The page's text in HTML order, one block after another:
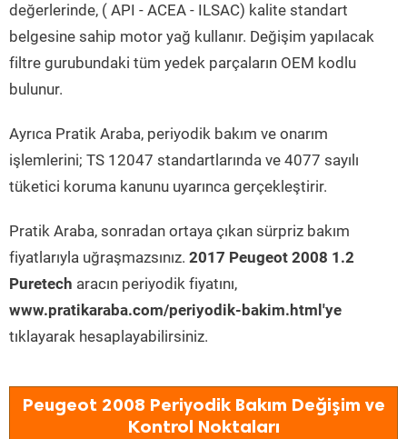
değerlerinde, ( API - ACEA - ILSAC) kalite standart
belgesine sahip motor yağ kullanır. Değişim yapılacak
filtre gurubundaki tüm yedek parçaların OEM kodlu
bulunur.
Ayrıca Pratik Araba, periyodik bakım ve onarım
işlemlerini; TS 12047 standartlarında ve 4077 sayılı
tüketici koruma kanunu uyarınca gerçekleştirir.
Pratik Araba, sonradan ortaya çıkan sürpriz bakım
fiyatlarıyla uğraşmazsınız. 2017 Peugeot 2008 1.2
Puretech aracın periyodik fiyatını,
www.pratikaraba.com/periyodik-bakim.html'ye
tıklayarak hesaplayabilirsiniz.
Peugeot 2008 Periyodik Bakım Değişim ve
Kontrol Noktaları